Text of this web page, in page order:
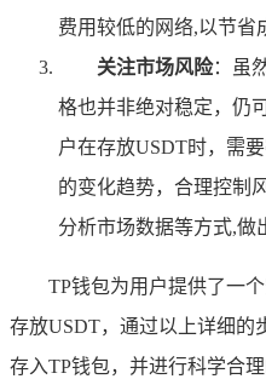
费用较低的网络,以节省
关注市场风险：虽
格也并非绝对稳定，仍
户在存放USDT时，需
的变化趋势，合理控制
分析市场数据等方式,做
TP钱包为用户提供了一
存放USDT，通过以上详细的
存入TP钱包，并进行科学合